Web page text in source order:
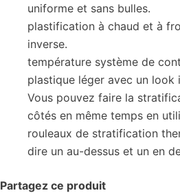
uniforme et sans bulles.
plastification à chaud et à
inverse.
température système de
plastique léger avec un look
Vous pouvez faire la
côtés en même temps en
rouleaux de stratification
dire un au-dessus et un en
Partagez ce produit